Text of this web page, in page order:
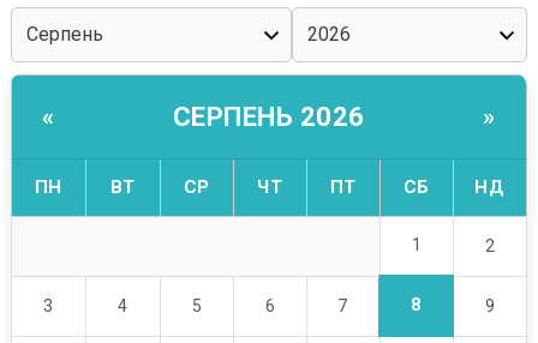
« СЕРПЕНЬ 2026 »
ПН ВТ СР ЧТ ПТ СБ НД
1 2
3 4 5 6 7 8 9